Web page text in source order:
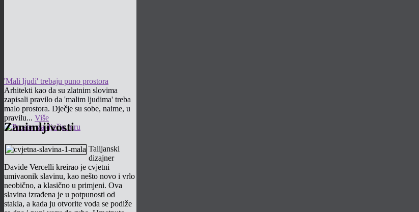
'Mali ljudi' trebaju puno prostora
Arhitekti kao da su zlatnim slovima
zapisali pravilo da 'malim ljudima' treba
malo prostora. Dječje su sobe, naime, u
pravilu... Više
Zanimljivosti
Talijanski
dizajner
Davide Vercelli kreirao je cvjetni
umivaonik slavinu, kao nešto novo i vrlo
neobično, a klasično u primjeni. Ova
slavina izrađena je u potpunosti od
stakla, a kada ju otvorite voda se podiže